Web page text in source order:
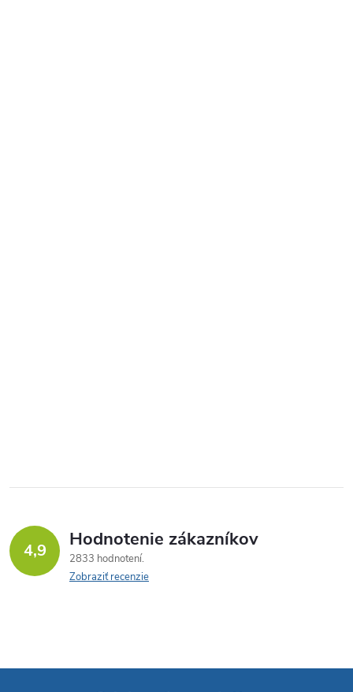
4,9 Hodnotenie zákazníkov
2833 hodnotení
Zobraziť recenzie